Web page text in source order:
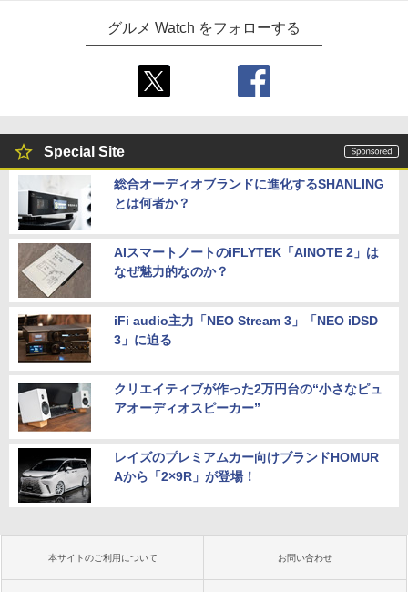
グルメ Watch をフォローする
Special Site
総合オーディオブランドに進化するSHANLING
とは何者か？
AIスマートノートのiFLYTEK「AINOTE 2」は
なぜ魅力的なのか？
iFi audio主力「NEO Stream 3」「NEO iDSD
3」に迫る
クリエイティブが作った2万円台の“小さなピュ
アオーディオスピーカー”
レイズのプレミアムカー向けブランドHOMUR
Aから「2×9R」が登場！
本サイトのご利用について お問い合わせ